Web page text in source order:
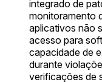
integrado de
monitoramento
aplicativos não
acesso para
capacidade de
durante
verificações de